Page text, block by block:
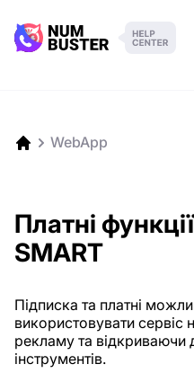
WebApp
Платні
SMART
Підписка та платні
використовувати
рекламу та відкриваючи
інструментів.